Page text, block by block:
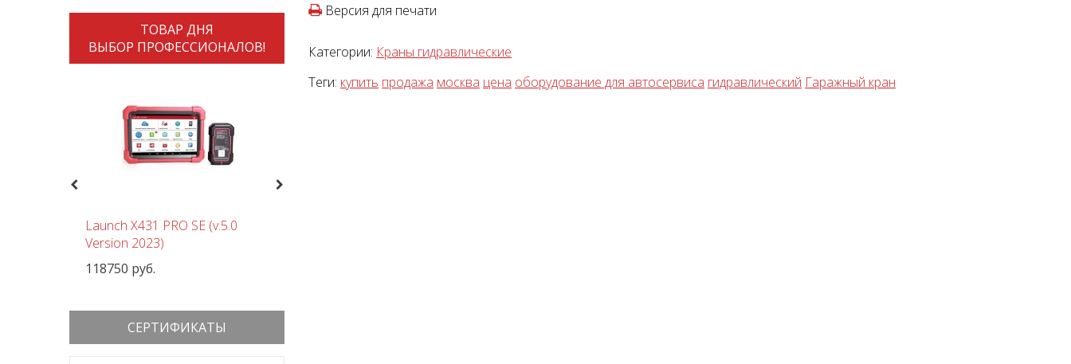
ТОВАР ДНЯ
ВЫБОР ПРОФЕССИОНАЛОВ!
Previous
Launch X431 PRO SE (v.5.0
Version 2023)
118750 руб.
Next
СЕРТИФИКАТЫ
Версия для печати
Категории: Краны гидравлические
Теги: купить продажа москва цена оборудование для автосервиса гидравлический Гаражный кран